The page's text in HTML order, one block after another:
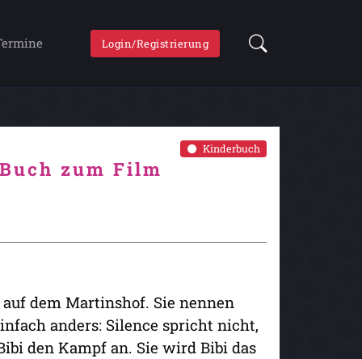
Login/Registrierung
Kinderbuch
zum Film
dem Martinshof. Sie nennen
anders: Silence spricht nicht,
den Kampf an. Sie wird Bibi das